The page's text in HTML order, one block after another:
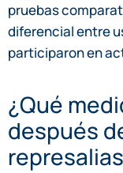
pruebas
diferencial entre
participaron en
¿Qué
después